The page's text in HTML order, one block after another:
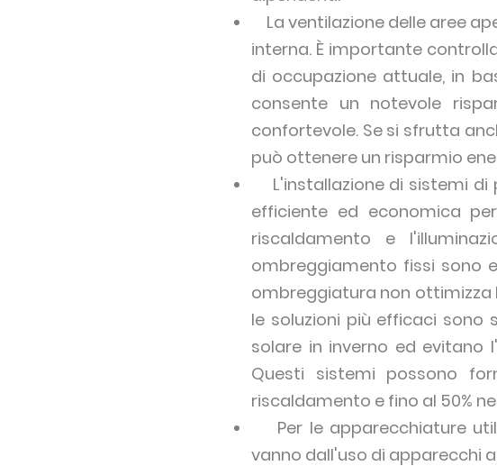
La ventilazione delle aree
interna. È importante
di occupazione attuale, in
consente un notevole
confortevole. Se si sfrutta
può ottenere un risparmio
L'installazione di sistemi di
efficiente ed economica
riscaldamento e
ombreggiamento fissi sono
ombreggiatura non ottimizza
le soluzioni più efficaci sono
solare in inverno ed evitano
Questi sistemi possono
riscaldamento e fino al 50%
Per le apparecchiature
vanno dall'uso di apparecchi